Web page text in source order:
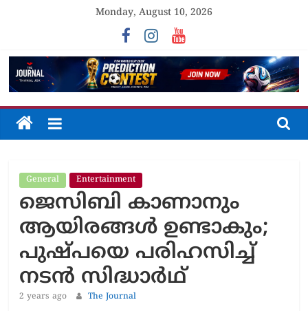
Monday, August 10, 2026
The
Unfolding
The
General Entertainment
ജെസിബി കാണാനും
ആയിരങ്ങൾ ഉണ്ടാകും;
പുഷ്പയെ പരിഹസിച്ച്
നടൻ സിദ്ധാർഥ്
2 years ago The Journal